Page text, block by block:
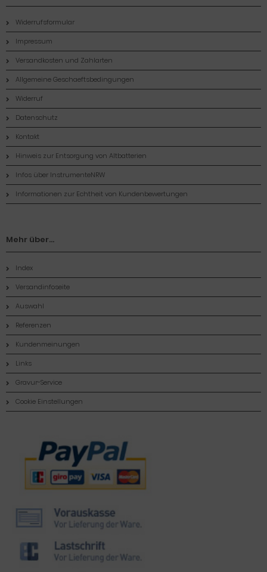
Widerrufsformular
Impressum
Versandkosten und Zahlarten
Allgemeine Geschaeftsbedingungen
Widerruf
Datenschutz
Kontakt
Hinweis zur Entsorgung von Altbatterien
Infos über InstrumenteNRW
Informationen zur Echtheit von Kundenbewertungen
Mehr über...
Index
Versandinfoseite
Auswahl
Referenzen
Kundenmeinungen
Links
Gravur-Service
Cookie Einstellungen
Zahlungsmethoden